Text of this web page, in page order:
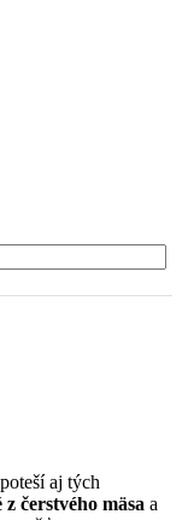
aj tých
čerstvého mäsa a